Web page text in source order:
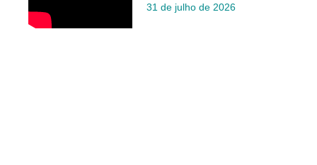
31 de julho de 2026